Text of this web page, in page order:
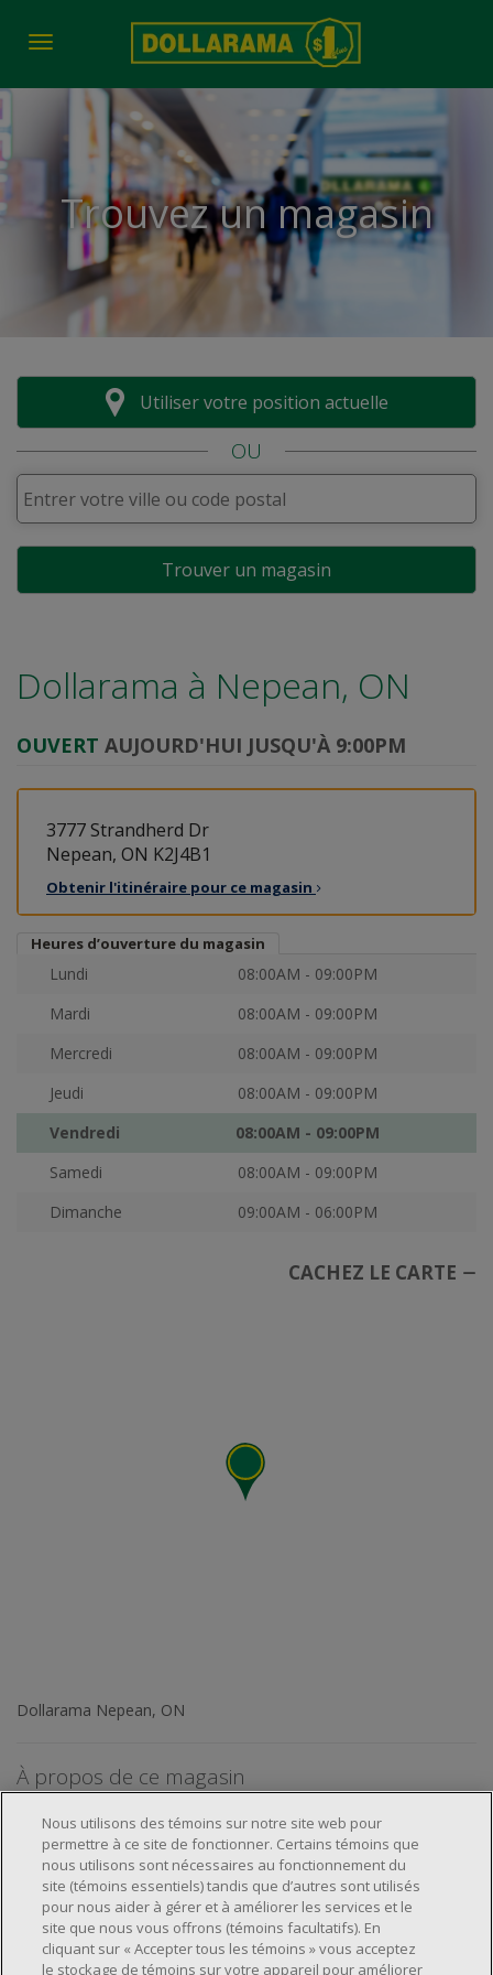
Toggle navigation
Trouvez un magasin
Utiliser votre position actuelle
OU
Trouver un magasin
Dollarama à Nepean, ON
OUVERT AUJOURD'HUI JUSQU'À 9:00PM
3777 Strandherd Dr
Nepean, ON K2J4B1
Obtenir l'itinéraire pour ce magasin
Heures d’ouverture du magasin
Lundi
08:00AM - 09:00PM
Mardi
08:00AM - 09:00PM
Mercredi
08:00AM - 09:00PM
Jeudi
08:00AM - 09:00PM
Vendredi
08:00AM - 09:00PM
Samedi
08:00AM - 09:00PM
Dimanche
09:00AM - 06:00PM
CACHEZ LE CARTE
Dollarama Nepean, ON
À propos de ce magasin
À propos de nous
À propos
Emplacements et services
Nous utilisons des témoins sur notre site web pour
permettre à ce site de fonctionner. Certains témoins que
nous utilisons sont nécessaires au fonctionnement du
site (témoins essentiels) tandis que d’autres sont utilisés
pour nous aider à gérer et à améliorer les services et le
site que nous vous offrons (témoins facultatifs). En
cliquant sur « Accepter tous les témoins » vous acceptez
le stockage de témoins sur votre appareil pour améliorer